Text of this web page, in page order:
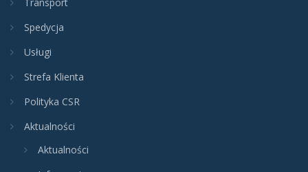
Transport
Spedycja
Usługi
Strefa Klienta
Polityka CSR
Aktualności
Aktualności